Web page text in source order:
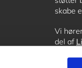
skabe
Vi
del af